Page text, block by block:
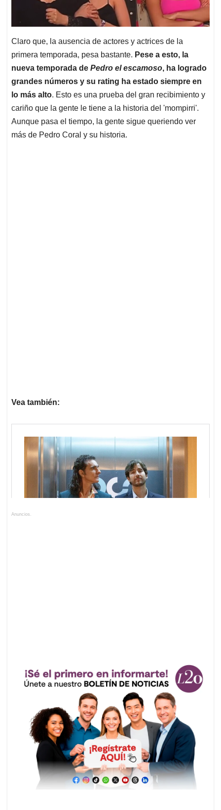
Claro que, la ausencia de actores y actrices de la
primera temporada, pesa bastante. Pese a esto, la
nueva temporada de Pedro el escamoso, ha logrado
grandes números y su rating ha estado siempre en
lo más alto. Esto es una prueba del gran recibimiento y
cariño que la gente le tiene a la historia del 'mompirri'.
Aunque pasa el tiempo, la gente sigue queriendo ver
más de Pedro Coral y su historia.
Vea también:
Anuncios.